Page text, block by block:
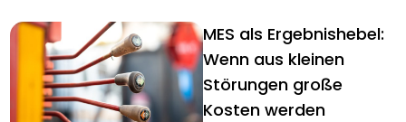
MES als Ergebnishebel:
Wenn aus kleinen
Störungen große
Kosten werden